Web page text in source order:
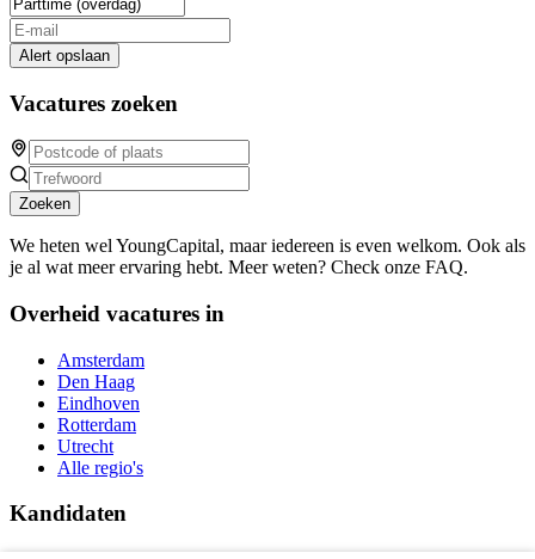
Alert opslaan
Vacatures zoeken
Zoeken
We heten wel YoungCapital, maar iedereen is even welkom. Ook als
je al wat meer ervaring hebt. Meer weten? Check onze FAQ.
Overheid vacatures in
Amsterdam
Den Haag
Eindhoven
Rotterdam
Utrecht
Alle regio's
Kandidaten